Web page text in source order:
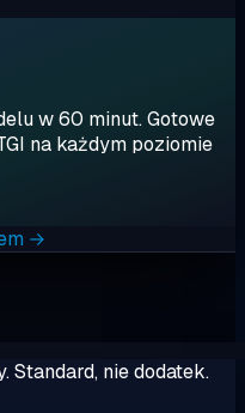
w 60 minut. Gotowe
na każdym poziomie
→
Standard, nie dodatek.